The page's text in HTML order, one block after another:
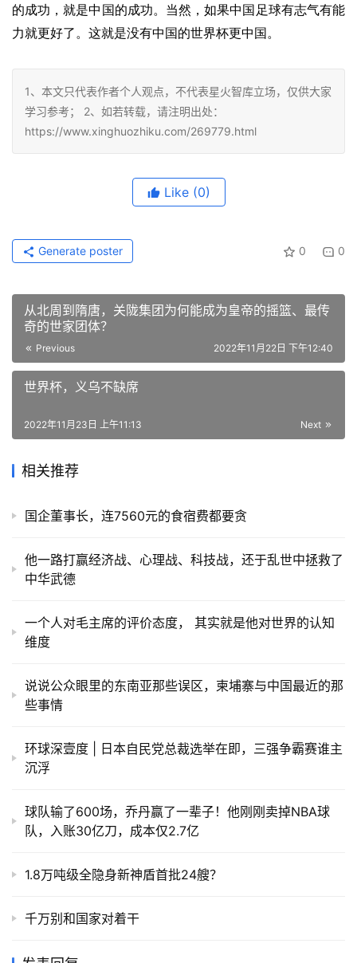
的成功，就是中国的成功。当然，如果中国足球有志气有能
力就更好了。这就是没有中国的世界杯更中国。
1、本文只代表作者个人观点，不代表星火智库立场，仅供大家
学习参考； 2、如若转载，请注明出处：
https://www.xinghuozhiku.com/269779.html
Like (0)
0 0
Generate poster
从北周到隋唐，关陇集团为何能成为皇帝的摇篮、最传
奇的世家团体？
Previous 2022年11月22日 下午12:40
世界杯，义乌不缺席
Next
2022年11月23日 上午11:13
相关推荐
国企董事长，连7560元的食宿费都要贪
他一路打赢经济战、心理战、科技战，还于乱世中拯救了
中华武德
一个人对毛主席的评价态度， 其实就是他对世界的认知
维度
说说公众眼里的东南亚那些误区，柬埔寨与中国最近的那
些事情
环球深壹度 | 日本自民党总裁选举在即，三强争霸赛谁主
沉浮
球队输了600场，乔丹赢了一辈子！他刚刚卖掉NBA球
队，入账30亿刀，成本仅2.7亿
1.8万吨级全隐身新神盾首批24艘？
千万别和国家对着干